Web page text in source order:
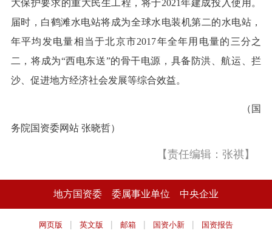
大保护要求的重大民生工程，将于2021年建成投入使用。
届时，白鹤滩水电站将成为全球水电装机第二的水电站，
年平均发电量相当于北京市2017年全年用电量的三分之
二，将成为“西电东送”的骨干电源，具备防洪、航运、拦
沙、促进地方经济社会发展等综合效益。
（国
务院国资委网站 张晓哲）
【责任编辑：张祺】
地方国资委 委属事业单位 中央企业
网页版 | 英文版 | 邮箱 | 国资小新 | 国资报告